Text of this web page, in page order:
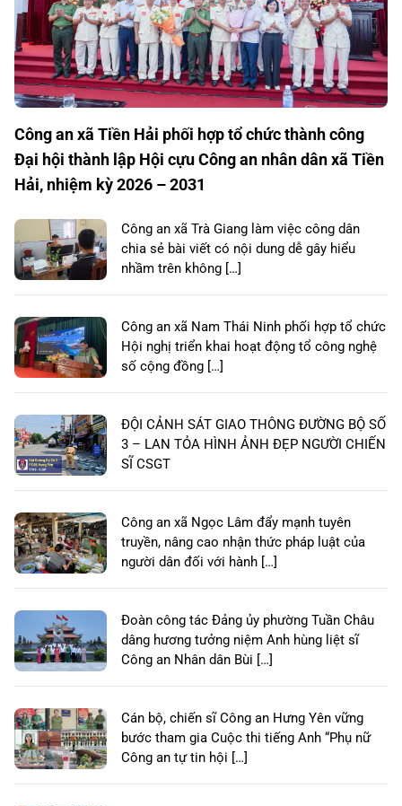
Công an xã Tiền Hải phối hợp tổ chức thành công
Đại hội thành lập Hội cựu Công an nhân dân xã Tiền
Hải, nhiệm kỳ 2026 – 2031
Công an xã Trà Giang làm việc công dân
chia sẻ bài viết có nội dung dễ gây hiểu
nhầm trên không […]
Công an xã Nam Thái Ninh phối hợp tổ chức
Hội nghị triển khai hoạt động tổ công nghệ
số cộng đồng […]
ĐỘI CẢNH SÁT GIAO THÔNG ĐƯỜNG BỘ SỐ
3 – LAN TỎA HÌNH ẢNH ĐẸP NGƯỜI CHIẾN
SĨ CSGT
Công an xã Ngọc Lâm đẩy mạnh tuyên
truyền, nâng cao nhận thức pháp luật của
người dân đối với hành […]
Đoàn công tác Đảng ủy phường Tuần Châu
dâng hương tưởng niệm Anh hùng liệt sĩ
Công an Nhân dân Bùi […]
Cán bộ, chiến sĩ Công an Hưng Yên vững
bước tham gia Cuộc thi tiếng Anh “Phụ nữ
Công an tự tin hội […]